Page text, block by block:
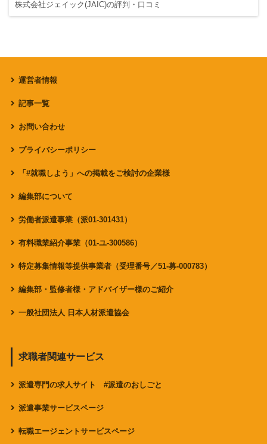
株式会社ジェイック(JAIC)の評判・口コミ
運営者情報
記事一覧
お問い合わせ
プライバシーポリシー
「#就職しよう」への掲載をご検討の企業様
編集部について
労働者派遣事業（派01-301431）
有料職業紹介事業（01-ユ-300586）
特定募集情報等提供事業者（受理番号／51-募-000783）
編集部・監修者様・アドバイザー様のご紹介
一般社団法人 日本人材派遣協会
求職者関連サービス
派遣専門の求人サイト #派遣のおしごと
派遣事業サービスページ
転職エージェントサービスページ